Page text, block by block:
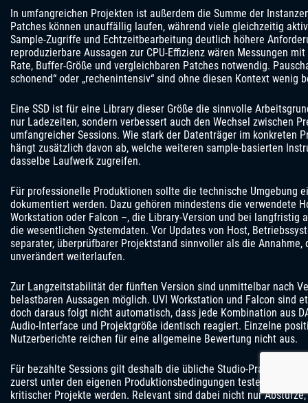
In umfangreichen Projekten ist außerdem die Summe der
Patches können unauffällig laufen, während viele gleichzeitig
Sample-Zugriffe und Echtzeitbearbeitung deutlich höhere
reproduzierbare Aussagen zur CPU-Effizienz wären Messungen
Rate, Buffer-Größe und vergleichbaren Patches notwendig.
schonend“ oder „rechenintensiv“ sind ohne diesen Kontext wenig
Eine SSD ist für eine Library dieser Größe die sinnvolle
nur Ladezeiten, sondern verbessert auch den Wechsel zwischen
umfangreicher Sessions. Wie stark der Datenträger im konkreten
hängt zusätzlich davon ab, welche weiteren sample-basierten
dasselbe Laufwerk zugreifen.
Für professionelle Produktionen sollte die technische Umgebung
dokumentiert werden. Dazu gehören mindestens die verwendete
Workstation oder Falcon –, die Library-Version und bei langfristig
die wesentlichen Systemdaten. Vor Updates von Host,
separater, überprüfbarer Projektstand sinnvoller als die Annahme,
unverändert weiterlaufen.
Zur Langzeitstabilität der fünften Version sind unmittelbar nach
belastbaren Aussagen möglich. UVI Workstation und Falcon sind
doch daraus folgt nicht automatisch, dass jede Kombination aus
Audio-Interface und Projektgröße identisch reagiert. Einzelne
Nutzerberichte reichen für eine allgemeine Bewertung nicht aus.
Für bezahlte Sessions gilt deshalb die übliche Studio-Praxis:
zuerst unter den eigenen Produktionsbedingungen testen, bevor
kritischer Projekte werden. Relevant sind dabei nicht nur